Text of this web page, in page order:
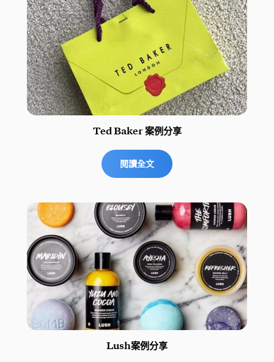
Ted Baker 案例分享
閱讀全文
Lush案例分享